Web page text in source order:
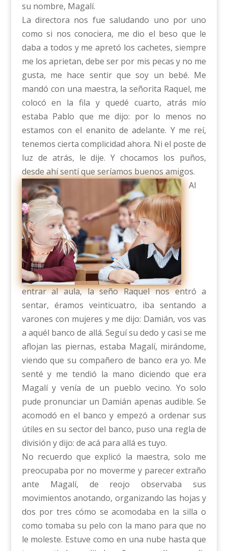
su nombre, Magalí.
La directora nos fue saludando uno por uno
como si nos conociera, me dio el beso que le
daba a todos y me apretó los cachetes, siempre
me los aprietan, debe ser por mis pecas y no me
gusta, me hace sentir que soy un bebé. Me
mandó con una maestra, la señorita Raquel, me
colocó en la fila y quedé cuarto, atrás mío
estaba Pablo que me dijo: por lo menos no
estamos con el enanito de adelante. Y me reí,
tenemos cierta complicidad ahora. Ni el poste de
luz de atrás, le dije. Y chocamos los puños,
desde ahí sentí que seríamos buenos amigos.
Al
entrar al aula, la seño Raquel nos entró a
sentar, éramos veinticuatro, iba sentando a
varones con mujeres y me dijo: Damián, vos vas
a aquél banco de allá. Seguí su dedo y casi se me
aflojan las piernas, estaba Magalí, mirándome,
viendo que su compañero de banco era yo. Me
senté y me tendió la mano diciendo que era
Magalí y venía de un pueblo vecino. Yo solo
pude pronunciar un Damián apenas audible. Se
acomodó en el banco y empezó a ordenar sus
útiles en su sector del banco, puso una regla de
división y dijo: de acá para allá es tuyo.
No recuerdo que explicó la maestra, solo me
preocupaba por no moverme y parecer extraño
ante Magalí, de reojo observaba sus
movimientos anotando, organizando las hojas y
dos por tres cómo se acomodaba en la silla o
como tomaba su pelo con la mano para que no
le moleste. Estuve como en una nube hasta que